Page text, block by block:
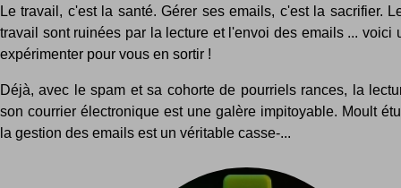
Le travail, c'est la santé. Gérer ses emails, c'est la sacrifier.
travail sont ruinées par la lecture et l'envoi des emails ... voici
expérimenter pour vous en sortir !
Déjà, avec le spam et sa cohorte de pourriels rances, la
son courrier électronique est une galère impitoyable. Moult
la gestion des emails est un véritable casse-...